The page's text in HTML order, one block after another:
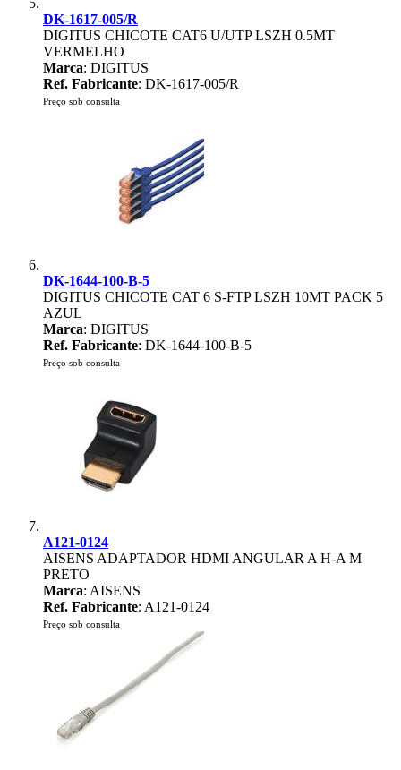
DK-1617-005/R
DIGITUS CHICOTE CAT6 U/UTP LSZH 0.5MT
VERMELHO
Marca: DIGITUS
Ref. Fabricante: DK-1617-005/R
Preço sob consulta
DK-1644-100-B-5
DIGITUS CHICOTE CAT 6 S-FTP LSZH 10MT PACK 5
AZUL
Marca: DIGITUS
Ref. Fabricante: DK-1644-100-B-5
Preço sob consulta
A121-0124
AISENS ADAPTADOR HDMI ANGULAR A H-A M
PRETO
Marca: AISENS
Ref. Fabricante: A121-0124
Preço sob consulta